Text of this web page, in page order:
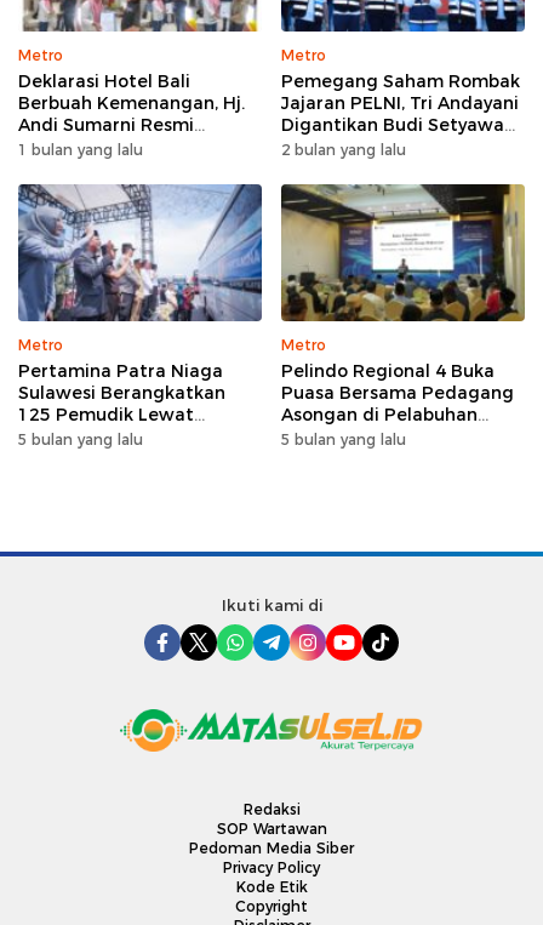
Metro
Deklarasi Hotel Bali
Berbuah Kemenangan, Hj.
Andi Sumarni Resmi
Nahkodai DPW FK PKBM
1 bulan yang lalu
Metro
Pemegang Saham Rombak
Jajaran PELNI, Tri Andayani
Digantikan Budi Setyawan
Wijaya sebagai Dirut
2 bulan yang lalu
Metro
Pertamina Patra Niaga
Sulawesi Berangkatkan
125 Pemudik Lewat
Program Mudik Gratis
5 bulan yang lalu
Metro
Pelindo Regional 4 Buka
Puasa Bersama Pedagang
Asongan di Pelabuhan
Makassar, Perkuat
5 bulan yang lalu
Ikuti kami di
Redaksi
SOP Wartawan
Pedoman Media Siber
Privacy Policy
Kode Etik
Copyright